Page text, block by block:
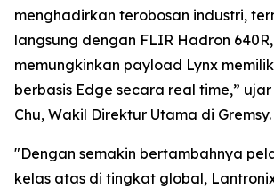
menghadirkan terobosan industri,
langsung dengan FLIR Hadron
memungkinkan payload Lynx
berbasis Edge secara real time,”
Chu, Wakil Direktur Utama di Gremsy.
"Dengan semakin bertambahnya
kelas atas di tingkat global,